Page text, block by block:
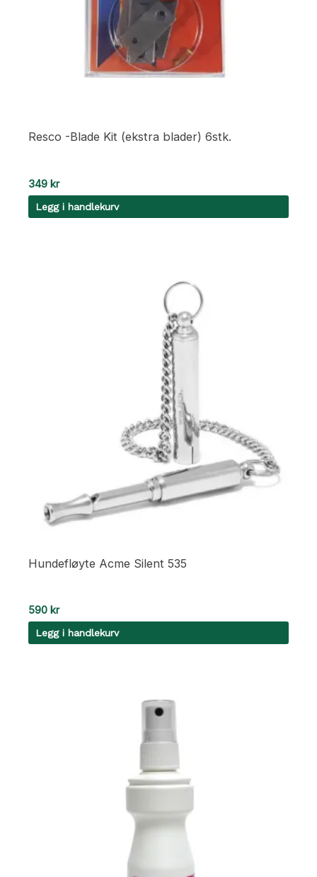
Resco -Blade Kit (ekstra blader) 6stk.
349 kr
Legg i handlekurv
Hundefløyte Acme Silent 535
590 kr
Legg i handlekurv